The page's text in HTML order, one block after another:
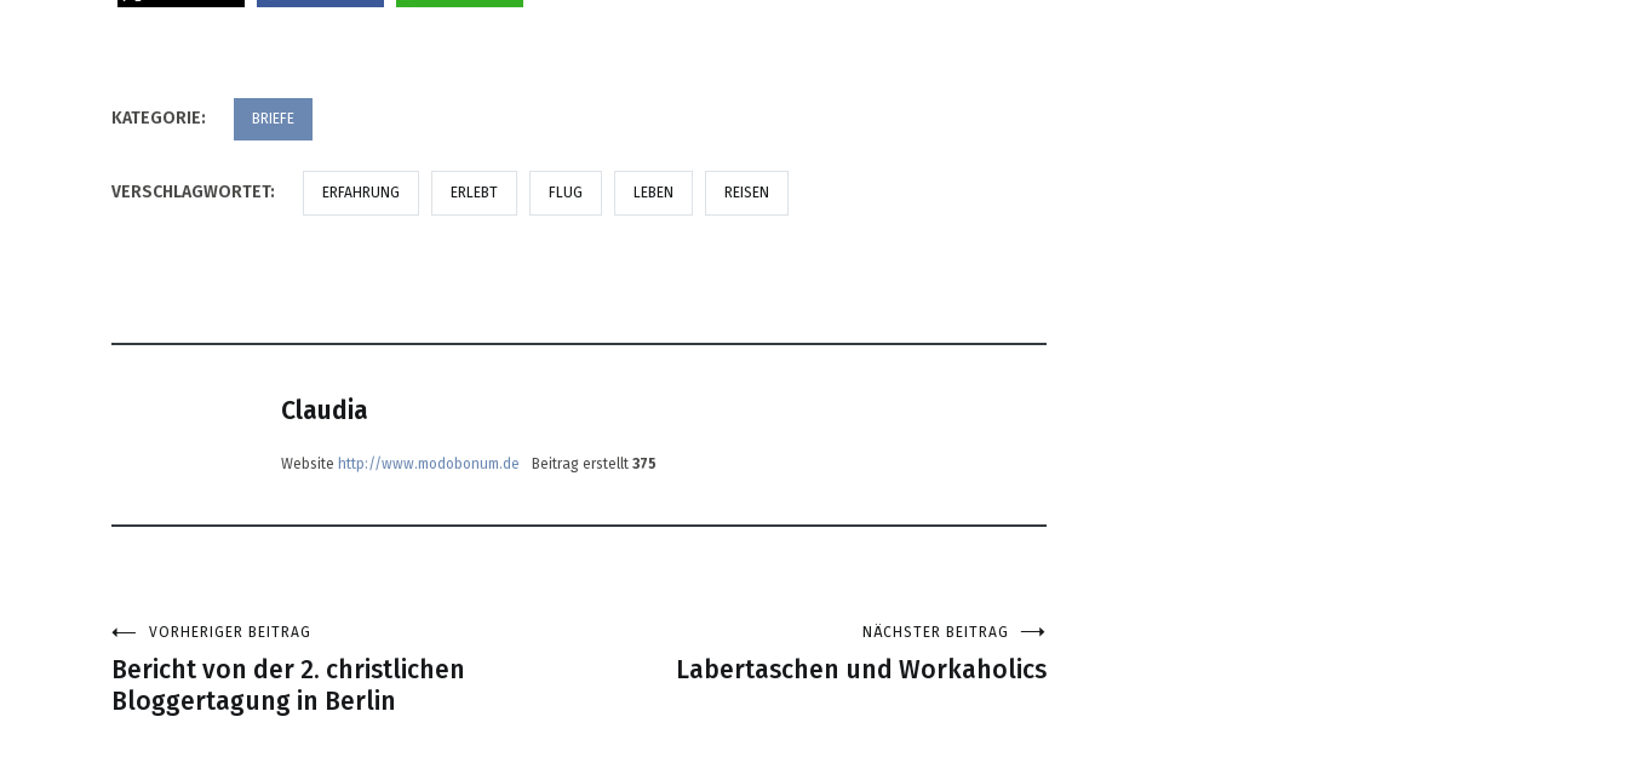
KATEGORIE: BRIEFE
VERSCHLAGWORTET: ERFAHRUNG ERLEBT FLUG LEBEN REISEN
Claudia
Website http://www.modobonum.de Beitrag erstellt 375
Beitragsnavigation
VORHERIGER BEITRAG
Bericht von der 2. christlichen
Bloggertagung in Berlin
NÄCHSTER BEITRAG
Labertaschen und Workaholics